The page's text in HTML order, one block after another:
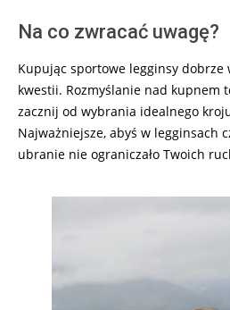
Na co zwracać uwagę?
Kupując sportowe legginsy dobrze
kwestii. Rozmyślanie nad kupnem
zacznij od wybrania idealnego
Najważniejsze, abyś w legginsach
ubranie nie ograniczało Twoich